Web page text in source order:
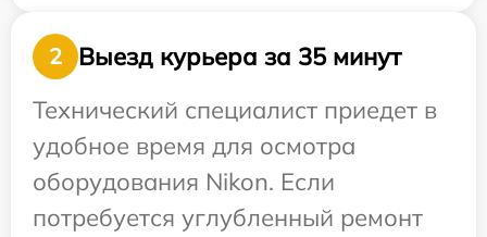
2
Выезд курьера за 35 минут
Технический специалист приедет в
удобное время для осмотра
оборудования Nikon. Если
потребуется углубленный ремонт